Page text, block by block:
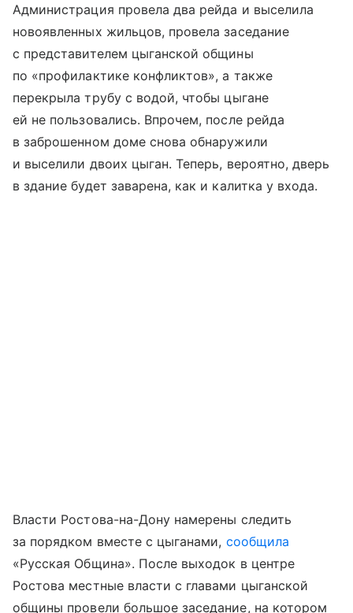
Администрация провела два рейда и выселила
новоявленных жильцов, провела заседание
с представителем цыганской общины
по «профилактике конфликтов», а также
перекрыла трубу с водой, чтобы цыгане
ей не пользовались. Впрочем, после рейда
в заброшенном доме снова обнаружили
и выселили двоих цыган. Теперь, вероятно, дверь
в здание будет заварена, как и калитка у входа.
Власти Ростова-на-Дону намерены следить
за порядком вместе с цыганами, сообщила
«Русская Община». После выходок в центре
Ростова местные власти с главами цыганской
общины провели большое заседание, на котором